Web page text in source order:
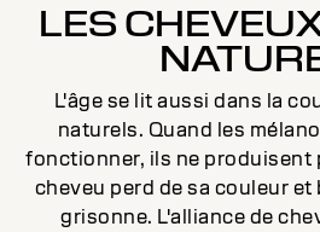
LES
L'âge se lit aussi dans la
naturels. Quand les
fonctionner, ils ne produisent
cheveu perd de sa couleur
grisonne. L'alliance de